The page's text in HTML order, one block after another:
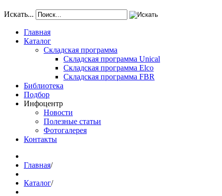
Искать...
Главная
Каталог
Складская программа
Складская программа Unical
Складская программа Elco
Складская программа FBR
Библиотека
Подбор
Инфоцентр
Новости
Полезные статьи
Фотогалерея
Контакты
Главная/
Каталог/